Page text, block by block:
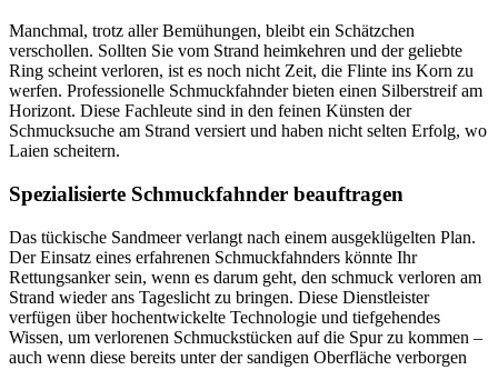
Manchmal, trotz aller Bemühungen, bleibt ein Schätzchen
verschollen. Sollten Sie vom Strand heimkehren und der geliebte
Ring scheint verloren, ist es noch nicht Zeit, die Flinte ins Korn zu
werfen. Professionelle Schmuckfahnder bieten einen Silberstreif am
Horizont. Diese Fachleute sind in den feinen Künsten der
Schmucksuche am Strand versiert und haben nicht selten Erfolg, wo
Laien scheitern.
Spezialisierte Schmuckfahnder beauftragen
Das tückische Sandmeer verlangt nach einem ausgeklügelten Plan.
Der Einsatz eines erfahrenen Schmuckfahnders könnte Ihr
Rettungsanker sein, wenn es darum geht, den schmuck verloren am
Strand wieder ans Tageslicht zu bringen. Diese Dienstleister
verfügen über hochentwickelte Technologie und tiefgehendes
Wissen, um verlorenen Schmuckstücken auf die Spur zu kommen –
auch wenn diese bereits unter der sandigen Oberfläche verborgen